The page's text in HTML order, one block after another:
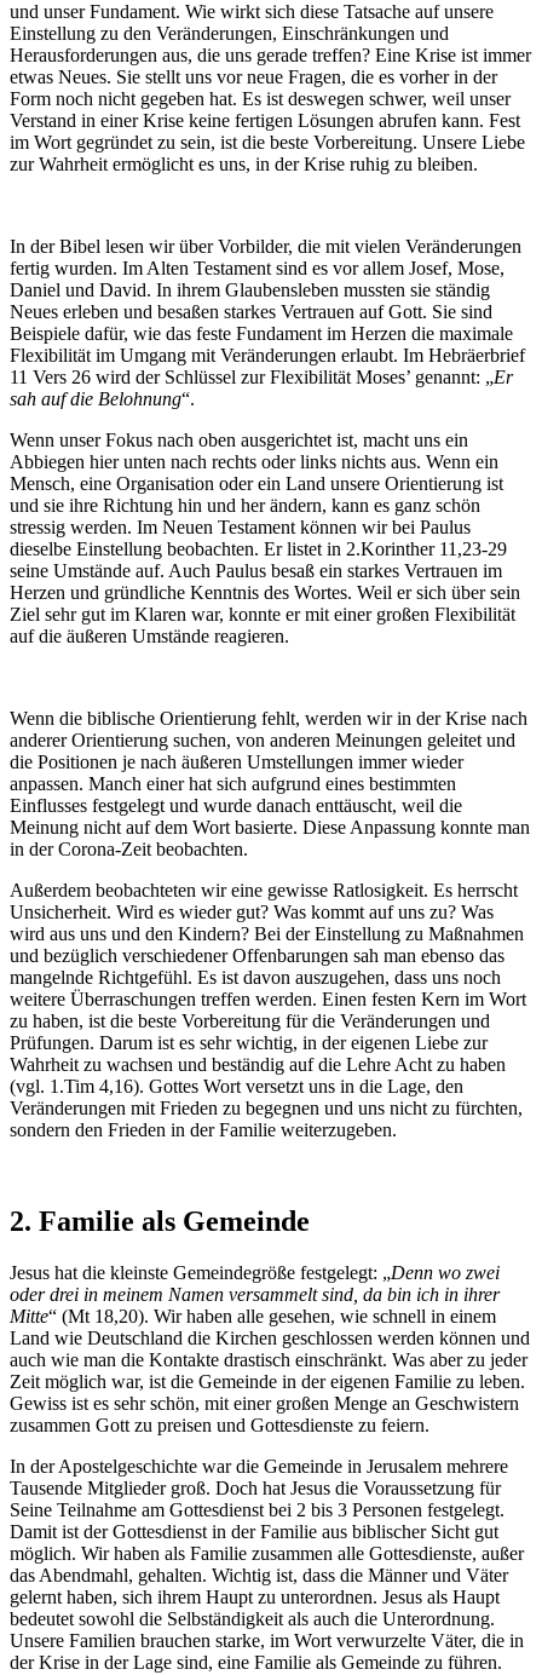
und unser Fundament. Wie wirkt sich diese Tatsache auf unsere
Einstellung zu den Veränderungen, Einschränkungen und
Herausforderungen aus, die uns gerade treffen? Eine Krise ist immer
etwas Neues. Sie stellt uns vor neue Fragen, die es vorher in der
Form noch nicht gegeben hat. Es ist deswegen schwer, weil unser
Verstand in einer Krise keine fertigen Lösungen abrufen kann. Fest
im Wort gegründet zu sein, ist die beste Vorbereitung. Unsere Liebe
zur Wahrheit ermöglicht es uns, in der Krise ruhig zu bleiben.
In der Bibel lesen wir über Vorbilder, die mit vielen Veränderungen
fertig wurden. Im Alten Testament sind es vor allem Josef, Mose,
Daniel und David. In ihrem Glaubensleben mussten sie ständig
Neues erleben und besaßen starkes Vertrauen auf Gott. Sie sind
Beispiele dafür, wie das feste Fundament im Herzen die maximale
Flexibilität im Umgang mit Veränderungen erlaubt. Im Hebräerbrief
11 Vers 26 wird der Schlüssel zur Flexibilität Moses’ genannt: „Er
sah auf die Belohnung“.
Wenn unser Fokus nach oben ausgerichtet ist, macht uns ein
Abbiegen hier unten nach rechts oder links nichts aus. Wenn ein
Mensch, eine Organisation oder ein Land unsere Orientierung ist
und sie ihre Richtung hin und her ändern, kann es ganz schön
stressig werden. Im Neuen Testament können wir bei Paulus
dieselbe Einstellung beobachten. Er listet in 2.Korinther 11,23-29
seine Umstände auf. Auch Paulus besaß ein starkes Vertrauen im
Herzen und gründliche Kenntnis des Wortes. Weil er sich über sein
Ziel sehr gut im Klaren war, konnte er mit einer großen Flexibilität
auf die äußeren Umstände reagieren.
Wenn die biblische Orientierung fehlt, werden wir in der Krise nach
anderer Orientierung suchen, von anderen Meinungen geleitet und
die Positionen je nach äußeren Umstellungen immer wieder
anpassen. Manch einer hat sich aufgrund eines bestimmten
Einflusses festgelegt und wurde danach enttäuscht, weil die
Meinung nicht auf dem Wort basierte. Diese Anpassung konnte man
in der Corona-Zeit beobachten.
Außerdem beobachteten wir eine gewisse Ratlosigkeit. Es herrscht
Unsicherheit. Wird es wieder gut? Was kommt auf uns zu? Was
wird aus uns und den Kindern? Bei der Einstellung zu Maßnahmen
und bezüglich verschiedener Offenbarungen sah man ebenso das
mangelnde Richtgefühl. Es ist davon auszugehen, dass uns noch
weitere Überraschungen treffen werden. Einen festen Kern im Wort
zu haben, ist die beste Vorbereitung für die Veränderungen und
Prüfungen. Darum ist es sehr wichtig, in der eigenen Liebe zur
Wahrheit zu wachsen und beständig auf die Lehre Acht zu haben
(vgl. 1.Tim 4,16). Gottes Wort versetzt uns in die Lage, den
Veränderungen mit Frieden zu begegnen und uns nicht zu fürchten,
sondern den Frieden in der Familie weiterzugeben.
2. Familie als Gemeinde
Jesus hat die kleinste Gemeindegröße festgelegt: „Denn wo zwei
oder drei in meinem Namen versammelt sind, da bin ich in ihrer
Mitte“ (Mt 18,20). Wir haben alle gesehen, wie schnell in einem
Land wie Deutschland die Kirchen geschlossen werden können und
auch wie man die Kontakte drastisch einschränkt. Was aber zu jeder
Zeit möglich war, ist die Gemeinde in der eigenen Familie zu leben.
Gewiss ist es sehr schön, mit einer großen Menge an Geschwistern
zusammen Gott zu preisen und Gottesdienste zu feiern.
In der Apostelgeschichte war die Gemeinde in Jerusalem mehrere
Tausende Mitglieder groß. Doch hat Jesus die Voraussetzung für
Seine Teilnahme am Gottesdienst bei 2 bis 3 Personen festgelegt.
Damit ist der Gottesdienst in der Familie aus biblischer Sicht gut
möglich. Wir haben als Familie zusammen alle Gottesdienste, außer
das Abendmahl, gehalten. Wichtig ist, dass die Männer und Väter
gelernt haben, sich ihrem Haupt zu unterordnen. Jesus als Haupt
bedeutet sowohl die Selbständigkeit als auch die Unterordnung.
Unsere Familien brauchen starke, im Wort verwurzelte Väter, die in
der Krise in der Lage sind, eine Familie als Gemeinde zu führen.